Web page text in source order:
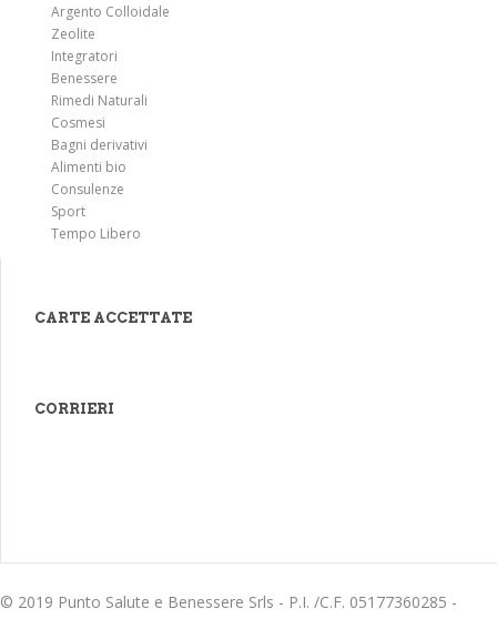
Argento Colloidale
Zeolite
Integratori
Benessere
Rimedi Naturali
Cosmesi
Bagni derivativi
Alimenti bio
Consulenze
Sport
Tempo Libero
CARTE ACCETTATE
CORRIERI
© 2019 Punto Salute e Benessere Srls - P.I. /C.F. 05177360285 -